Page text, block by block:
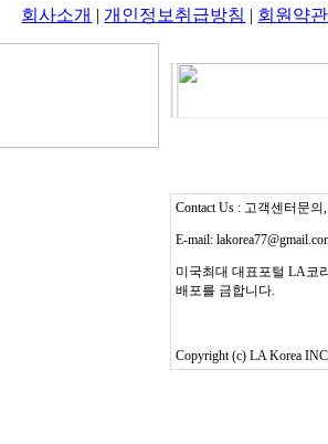
회사소개 |개인정보취급방침 | 회원약관
Contact Us : 고객센터문의
E-mail:
미국최대 대표포털 LA코
배포를 금합니다.
Copyright (c) LA Korea